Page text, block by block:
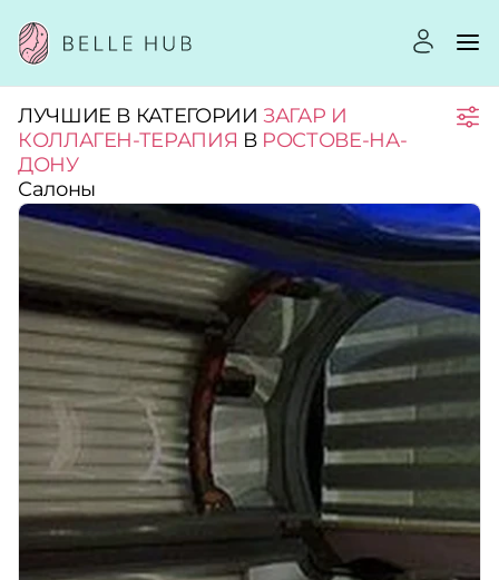
Город:
Категории:
Услуги:
Рейтинг:
Стоимость услуг:
Принимает сертификаты
Применить
ЛУЧШИЕ В КАТЕГОРИИЗАГАР И
КОЛЛАГЕН-ТЕРАПИЯ В РОСТОВЕ-НА-
ДОНУ
Салоны